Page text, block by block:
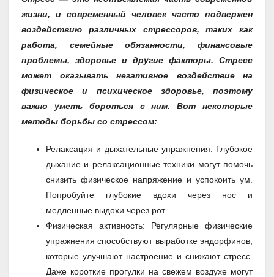
жизни, и современный человек часто подвержен
воздействию различных стрессоров, таких как
работа, семейные обязанности, финансовые
проблемы, здоровье и другие факторы. Стресс
может оказывать негативное воздействие на
физическое и психическое здоровье, поэтому
важно уметь бороться с ним. Вот некоторые
методы борьбы со стрессом:
Релаксация и дыхательные упражнения: Глубокое
дыхание и релаксационные техники могут помочь
снизить физическое напряжение и успокоить ум.
Попробуйте глубокие вдохи через нос и
медленные выдохи через рот.
Физическая активность: Регулярные физические
упражнения способствуют выработке эндорфинов,
которые улучшают настроение и снижают стресс.
Даже короткие прогулки на свежем воздухе могут